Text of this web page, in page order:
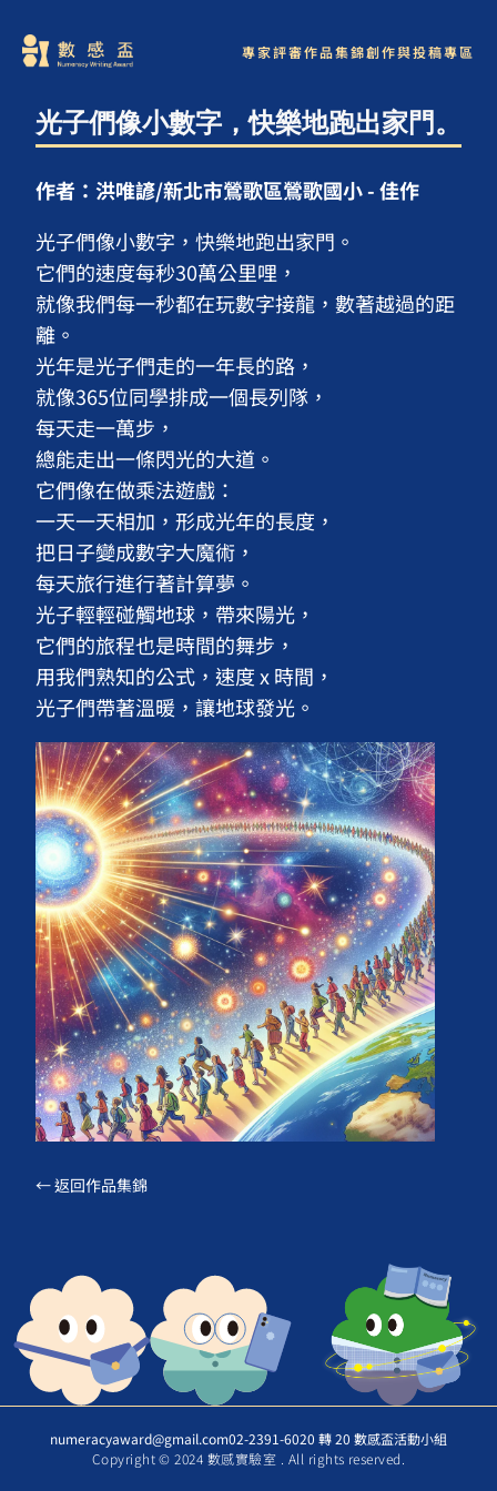
專家評審作品集錦創作與投稿專區
光子們像小數字，快樂地跑出家門。
作者：洪唯諺/新北市鶯歌區鶯歌國小 - 佳作
光子們像小數字，快樂地跑出家門。
它們的速度每秒30萬公里哩，
就像我們每一秒都在玩數字接龍，數著越過的距
離。
光年是光子們走的一年長的路，
就像365位同學排成一個長列隊，
每天走一萬步，
總能走出一條閃光的大道。
它們像在做乘法遊戲：
一天一天相加，形成光年的長度，
把日子變成數字大魔術，
每天旅行進行著計算夢。
光子輕輕碰觸地球，帶來陽光，
它們的旅程也是時間的舞步，
用我們熟知的公式，速度 x 時間，
光子們帶著溫暖，讓地球發光。
← 返回作品集錦
numeracyaward@gmail.com02-2391-6020 轉 20 數感盃活動小組
Copyright © 2024 數感實驗室 . All rights reserved.